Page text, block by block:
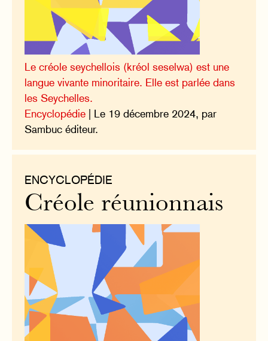
Le créole seychellois (kréol seselwa) est une
langue vivante minoritaire. Elle est parlée dans
les Seychelles.
Encyclopédie | Le 19 décembre 2024, par
Sambuc éditeur.
ENCYCLOPÉDIE
Créole réunionnais